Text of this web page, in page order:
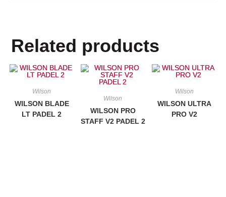
Related products
Wilson
WILSON BLADE
LT PADEL 2
Wilson
WILSON PRO
STAFF V2 PADEL 2
Wilson
WILSON ULTRA
PRO V2